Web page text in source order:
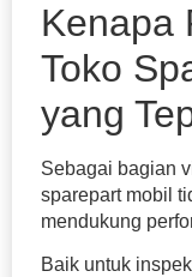
Kenapa
Toko
yang
Sebagai bagian
sparepart mobil
mendukung
Baik untuk